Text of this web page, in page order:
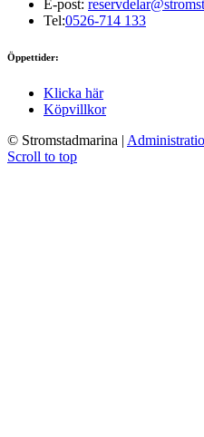
E-post:
Tel:0526-714 133
Öppettider:
Klicka här
Köpvillkor
© Stromstadmarina |
Scroll to top